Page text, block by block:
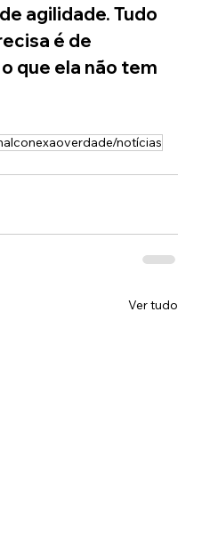
agilidade. Tudo
é de
que ela não tem
notícias
Ver tudo